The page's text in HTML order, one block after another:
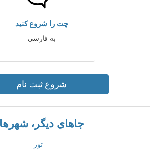
چت را شروع کنید
به فارسی
شروع ثبت نام
جاهای دیگر، شهرها
تور